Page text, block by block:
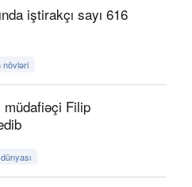
iştirakçı sayı 616
növləri
müdafiəçi Filip